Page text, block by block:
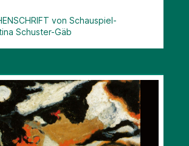
von Schauspiel-
Schuster-Gäb